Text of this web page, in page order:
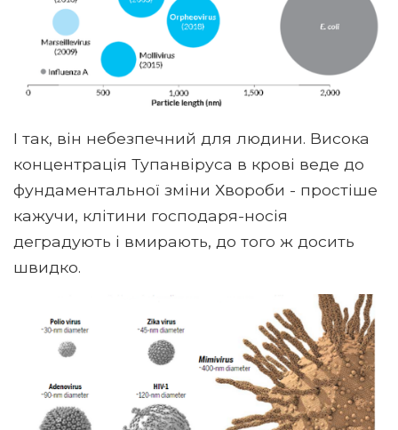
І так, він небезпечний для людини. Висока
концентрація Тупанвіруса в крові веде до
фундаментальної зміни Хвороби - простіше
кажучи, клітини господаря-носія
деградують і вмирають, до того ж досить
швидко.